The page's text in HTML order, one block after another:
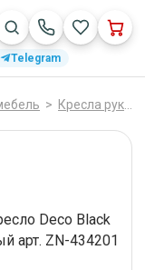
Telegram
> Кресла руководителя